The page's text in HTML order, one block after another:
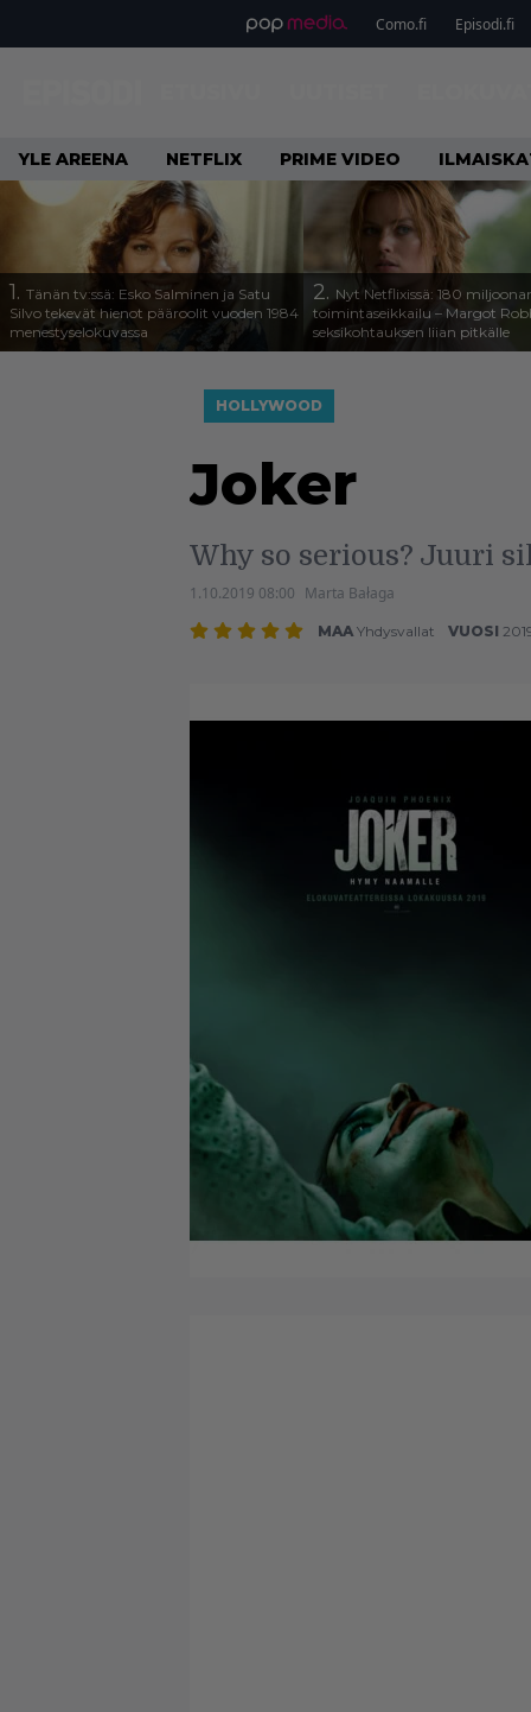
Como.fi Episodi.fi
YLE AREENA NETFLIX PRIME VIDEO
1. Tänän tv:ssä: Esko Salminen ja Satu
Silvo tekevät hienot pääroolit vuoden 1984
menestyselokuvassa
2. Nyt Netflixissä: 180
toimintaseikkailu – Margot
seksikohtauksen liian pitkälle
HOLLYWOOD
Joker
Why so serious? Juuri
1.10.2019 08:00 Marta Bałaga
MAA Yhdysvallat VUOSI